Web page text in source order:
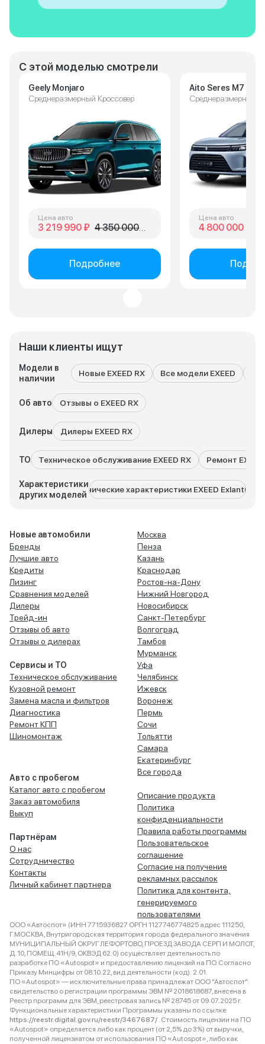
Наши клиенты ищут
Модели в
наличии
Новые EXEED RX Все модели EXEED
Об авто Отзывы о EXEED RX
Дилеры Дилеры EXEED RX
ТО Техническое обслуживание EXEED RX Ремонт
Характеристики
других моделей
Технические характеристики EXEED Exlantix ES
С этой моделью смотрели
Geely Monjaro
Среднеразмерный Кроссовер
Цена авто
3 219 990 ₽ 4 350 000 ₽
Подробнее
Aito Seres M7
Среднеразмерный
Цена авто
4 800 000 ₽
Новые автомобили
Бренды
Лучшие авто
Кредиты
Лизинг
Сравнения моделей
Дилеры
Трейд-ин
Отзывы об авто
Отзывы о дилерах
Сервисы и ТО
Техническое обслуживание
Кузовной ремонт
Замена масла и фильтров
Диагностика
Ремонт КПП
Шиномонтаж
Авто с пробегом
Каталог авто с пробегом
Заказ автомобиля
Выкуп
Партнёрам
О нас
Сотрудничество
Контакты
Личный кабинет партнера
Москва
Пенза
Казань
Краснодар
Ростов-на-Дону
Нижний Новгород
Новосибирск
Санкт-Петербург
Волгоград
Тамбов
Мурманск
Уфа
Челябинск
Ижевск
Воронеж
Пермь
Сочи
Тольятти
Самара
Екатеринбург
Все города
Описание продукта
Политика
конфиденциальности
Правила работы программы
Пользовательское
соглашение
Согласие на получение
рекламных рассылок
Политика для контента,
генерируемого
пользователями
ООО «Автоспот» (ИНН 7715936827 ОРГН 1127746774825 адрес 111250,
Г.МОСКВА, Внутригородская территория города федерального значения
МУНИЦИПАЛЬНЫЙ ОКРУГ ЛЕФОРТОВО, ПРОЕЗД ЗАВОДА СЕРП И МОЛОТ,
Д. 10, ПОМЕЩ. 41Н/9, ОКВЭД 62.0) осуществляет деятельность по
разработке ПО «Autospot» и предоставлению лицензий на ПО. Согласно
Приказу Минцифры от 08.10.22, вид деятельности (код): 2.01.
ПО «Autospot» — исключительные права принадлежат ООО "Автоспот":
свидетельство о регистрации программы ЭВМ № 2018618687, внесена в
Реестр программ для ЭВМ, реестровая запись № 28745 от 09.07.2025 г.
Функциональные характеристики Программы указаны по ссылке:
https://reestr.digital.gov.ru/reestr/3467687/ . Стоимость лицензии на ПО
«Autospot» определяется либо как процент (от 2,5% до 3%) от выручки,
полученной лицензиатом от использования ПО «Autospot», либо как